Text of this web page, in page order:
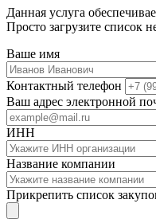
Данная услуга
Просто загрузите список
Ваше имя
Контактный телефон
Ваш адрес электронной
ИНН
Название компании
Прикрепить список